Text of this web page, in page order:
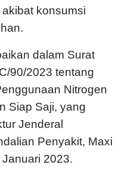
konsumsi
dalam Surat
90/2023 tentang
Nitrogen
Siap Saji, yang
Jenderal
Penyakit, Maxi
2023.